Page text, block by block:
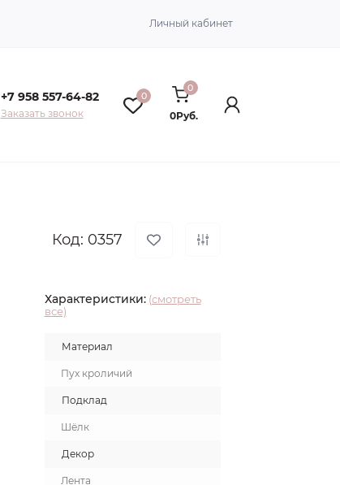
Личный кабинет
+7 958 557-64-82
Заказать звонок
0
0
0Руб.
Код: 0357
Характеристики: (смотреть
все)
Материал
Пух кроличий
Подклад
Шёлк
Декор
Лента